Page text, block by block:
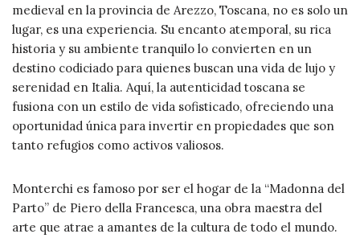
medieval en la provincia de Arezzo, Toscana, no es solo un
lugar, es una experiencia. Su encanto atemporal, su rica
historia y su ambiente tranquilo lo convierten en un
destino codiciado para quienes buscan una vida de lujo y
serenidad en Italia. Aquí, la autenticidad toscana se
fusiona con un estilo de vida sofisticado, ofreciendo una
oportunidad única para invertir en propiedades que son
tanto refugios como activos valiosos.
Monterchi es famoso por ser el hogar de la “Madonna del
Parto” de Piero della Francesca, una obra maestra del
arte que atrae a amantes de la cultura de todo el mundo.